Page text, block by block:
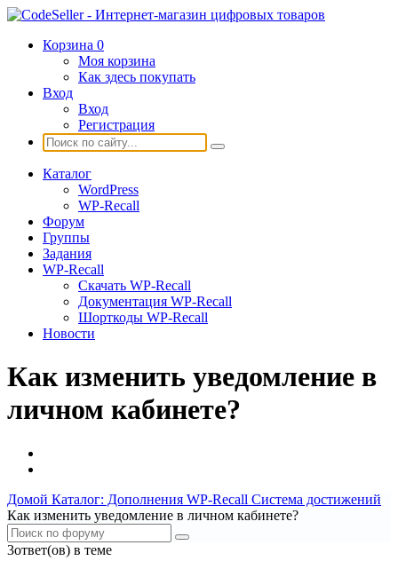
Корзина 0
Моя корзина
Как здесь покупать
Вход
Вход
Регистрация
Каталог
WordPress
WP-Recall
Форум
Группы
Задания
WP-Recall
Скачать WP-Recall
Документация WP-Recall
Шорткоды WP-Recall
Новости
Как изменить уведомление в
личном кабинете?
Домой Каталог: Дополнения WP-Recall Система достижений
Как изменить уведомление в личном кабинете?
3ответ(ов) в теме